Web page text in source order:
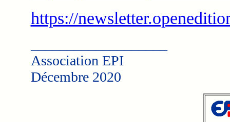
https://
Association EPI
Décembre 2020